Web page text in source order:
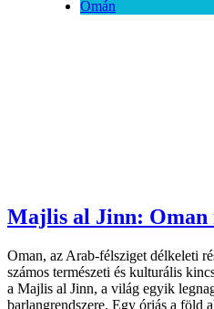
Omán
Majlis al Jinn: Oman
Oman, az Arab-félsziget délkeleti
számos természeti és kulturális
a Majlis al Jinn, a világ egyik
barlangrendszere. Egy óriás a föld